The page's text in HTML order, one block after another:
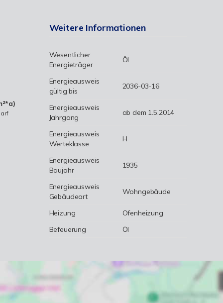
Weitere Informationen
Wesentlicher
Energieträger
Öl
Energieausweis
gültig bis
2036-03-16
Energieausweis
Jahrgang
ab dem 1.5.2014
Energieausweis
Werteklasse
H
Energieausweis
Baujahr
1935
Energieausweis
Gebäudeart
Wohngebäude
Heizung
Ofenheizung
Befeuerung
Öl